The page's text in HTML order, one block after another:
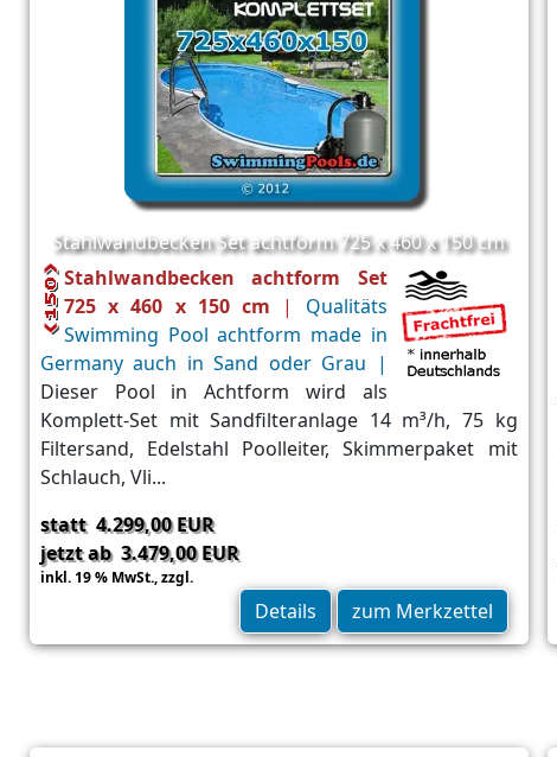
Stahlwandbecken Set achtform 725 x 460 x 150 cm
Stahlwandbecken achtform Set
725 x 460 x 150 cm
| Qualitäts
Swimming Pool achtform made in
Germany auch in Sand oder Grau |
Dieser Pool in Achtform wird als
Komplett-Set mit Sandfilteranlage 14 m³/h, 75 kg
Filtersand, Edelstahl Poolleiter, Skimmerpaket mit
Schlauch, Vli...
statt 4.299,00 EUR
jetzt ab 3.479,00 EUR
inkl. 19 % MwSt.,zzgl.
Details zum Merkzettel